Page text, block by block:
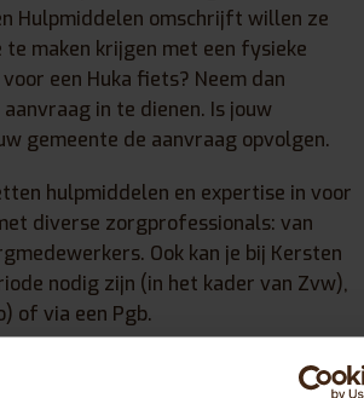
Hulpmiddelen omschrijft willen ze
te maken krijgen met een fysieke
een Huka fiets? Neem dan
in te dienen. Is jouw
gemeente de aanvraag opvolgen.
hulpmiddelen en expertise in voor
diverse zorgprofessionals: van
Ook kan je bij Kersten
nodig zijn (in het kader van Zvw),
of via een Pgb.